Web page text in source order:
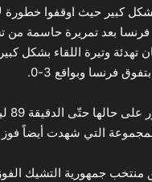
بعد تمريرة حاسمة من
تهدئة وتيرة اللقاء بشكل
فرنسا وبواقع 3-0.
التي شهدت أيضاً فوز